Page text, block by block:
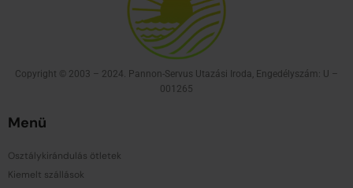
Copyright © 2003 – 2024. Pannon-Servus Utazási Iroda, Engedélyszám: U –
001265
Menü
Osztálykirándulás ötletek
Kiemelt szállások